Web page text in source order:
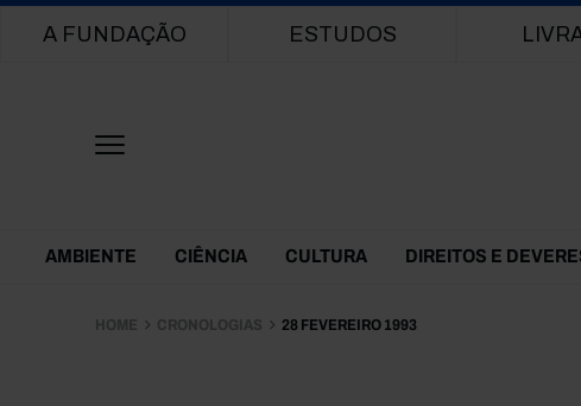
Main navigation
A FUNDAÇÃO ESTUDOS
Themes Menu
AMBIENTE CIÊNCIA CULTURA DIREITOS E
HOME CRONOLOGIAS 28 FEVEREIRO 1993